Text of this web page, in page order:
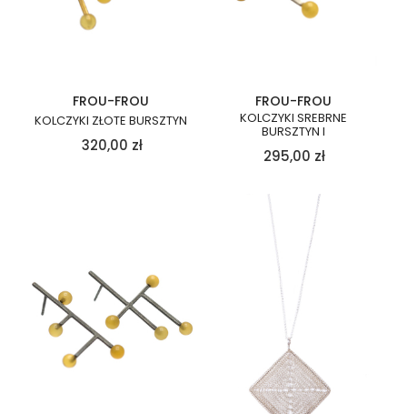
FROU-FROU
KOLCZYKI ZŁOTE BURSZTYN
320,00 zł
FROU-FROU
KOLCZYKI SREBRNE
BURSZTYN I
295,00 zł